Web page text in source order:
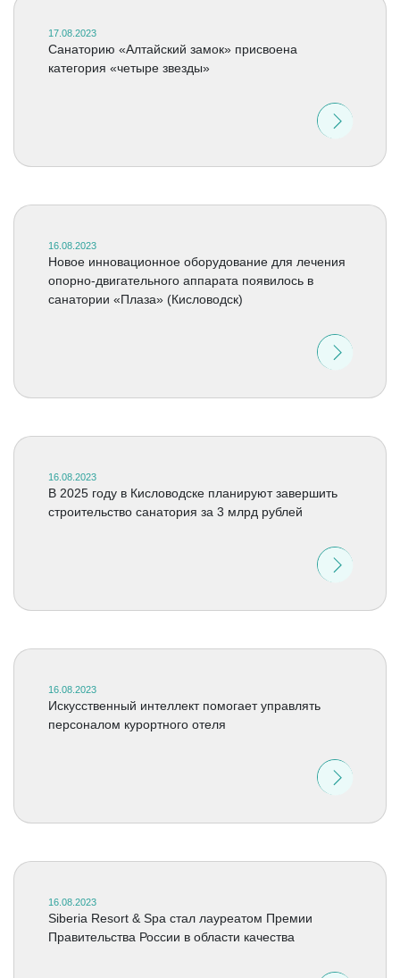
17.08.2023
Санаторию «Алтайский замок» присвоена
категория «четыре звезды»
16.08.2023
Новое инновационное оборудование для лечения
опорно-двигательного аппарата появилось в
санатории «Плаза» (Кисловодск)
16.08.2023
В 2025 году в Кисловодcке планируют завершить
строительство санатория за 3 млрд рублей
16.08.2023
Искусственный интеллект помогает управлять
персоналом курортного отеля
16.08.2023
Siberia Resort & Spa стал лауреатом Премии
Правительства России в области качества